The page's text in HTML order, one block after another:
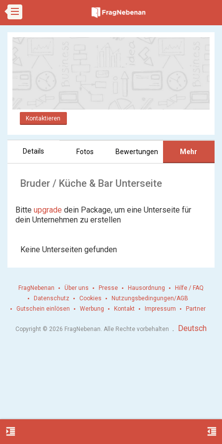
Kontaktieren
Details Fotos Bewertungen Mehr
Bruder / Küche & Bar Unterseite
Bitte upgrade dein Package, um eine Unterseite für
dein Unternehmen zu erstellen
Keine Unterseiten gefunden
format_indent_increase format_indent_decrease
FragNebenan Über uns Presse Hausordnung
Hilfe / FAQ
Datenschutz
Cookies
Nutzungsbedingungen/AGB
Gutschein einlösen
Werbung Kontakt Impressum Partner
Copyright © 2026 FragNebenan. Alle Rechte vorbehalten . Deutsch